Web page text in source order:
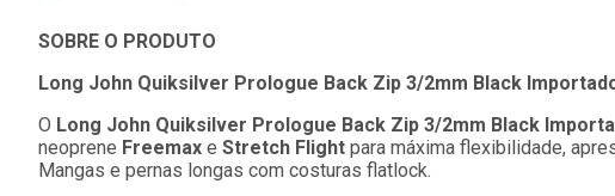
SOBRE O PRODUTO
Long John Quiksilver Prologue Back Zip 3/2mm Black
O Long John Quiksilver Prologue Back Zip 3/2mm Black
neoprene Freemax e Stretch Flight para máxima flexibilidade,
Mangas e pernas longas com costuras flatlock.